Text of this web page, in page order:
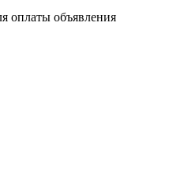
оплаты объявления